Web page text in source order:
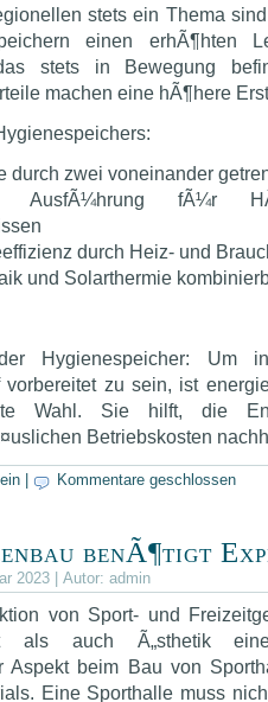
stets ein Thema
einen erhÃ¶hten
stets in Bewegung
machen eine hÃ¶here
durch zwei voneinander
AusfÃ¼hrung fÃ¼r
durch Heiz- und
und Solarthermie
Hygienespeicher: Um
vorbereitet zu sein, ist
Wahl. Sie hilft, die
Betriebskosten
Kommentare geschlossen
benÃ¶tigt
2023 | Autor: admin
von Sport- und
als auch Ã„sthetik
Aspekt beim Bau von
Eine Sporthalle muss